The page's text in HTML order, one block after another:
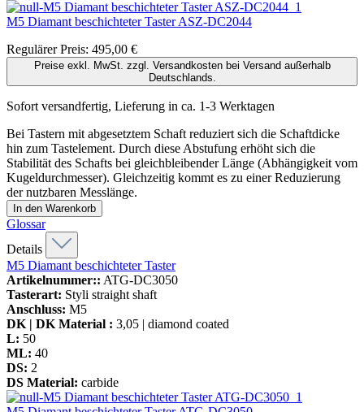
M5 Diamant beschichteter TasterASZ-DC2044
Regulärer Preis: 495,00 €
Preise exkl. MwSt. zzgl. Versandkosten bei Versand außerhalb
Deutschlands.
Sofort versandfertig, Lieferung in ca. 1-3 Werktagen
Bei Tastern mit abgesetztem Schaft reduziert sich die Schaftdicke
hin zum Tastelement. Durch diese Abstufung erhöht sich die
Stabilität des Schafts bei gleichbleibender Länge (Abhängigkeit vom
Kugeldurchmesser). Gleichzeitig kommt es zu einer Reduzierung
der nutzbaren Messlänge.
In den Warenkorb
Glossar
Details
M5 Diamant beschichteter Taster
Artikelnummer:: ATG-DC3050
Tasterart: Styli straight shaft
Anschluss: M5
DK | DK Material : 3,05 | diamond coated
L: 50
ML: 40
DS: 2
DS Material: carbide